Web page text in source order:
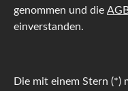
genommen und die
einverstanden.
Die mit einem Stern (*)